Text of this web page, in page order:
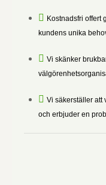
Kostnadsfri offert
kundens unika
Vi skänker
Vi säkerställer att
och erbjuder en